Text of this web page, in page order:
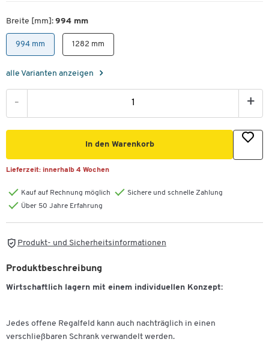
Breite [mm]: 994 mm
994 mm 1282 mm
alle Varianten anzeigen
- +
In den Warenkorb
Lieferzeit: innerhalb 4 Wochen
Kauf auf Rechnung möglich
Sichere und schnelle Zahlung
Über 50 Jahre Erfahrung
Produkt- und Sicherheitsinformationen
Produktbeschreibung
Wirtschaftlich lagern mit einem individuellen Konzept:
Jedes offene Regalfeld kann auch nachträglich in einen
verschließbaren Schrank verwandelt werden.